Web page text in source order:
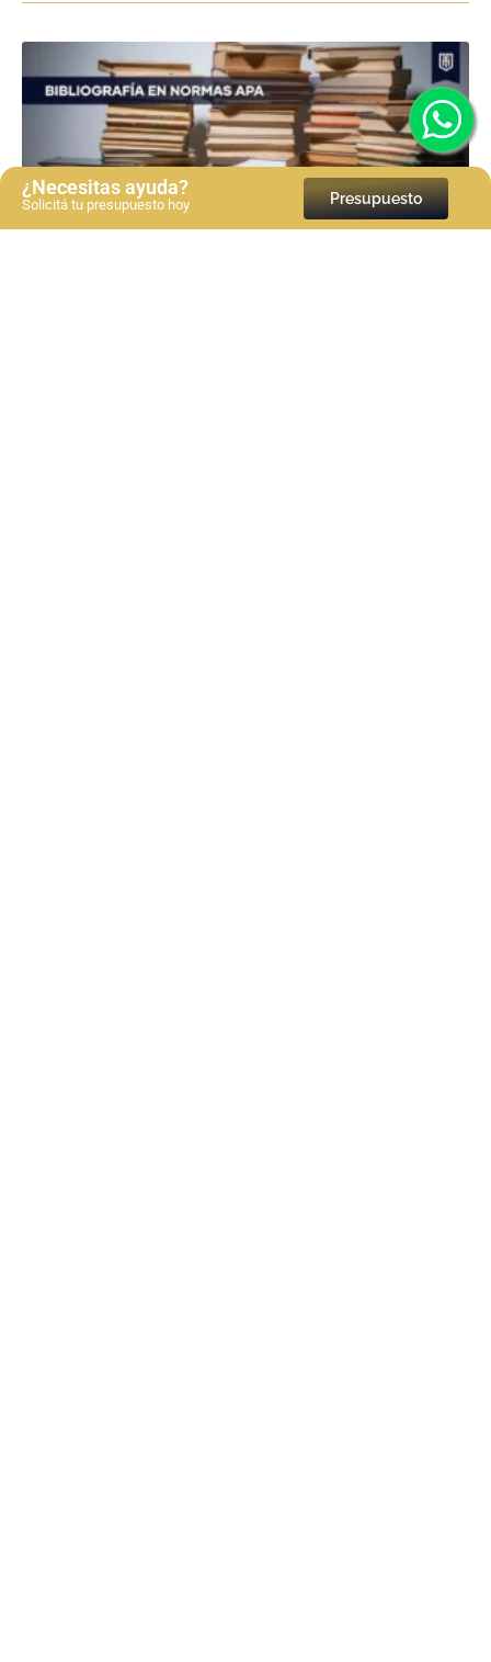
¿Necesitas ayuda?
Solicitá tu presupuesto hoy Presupuesto